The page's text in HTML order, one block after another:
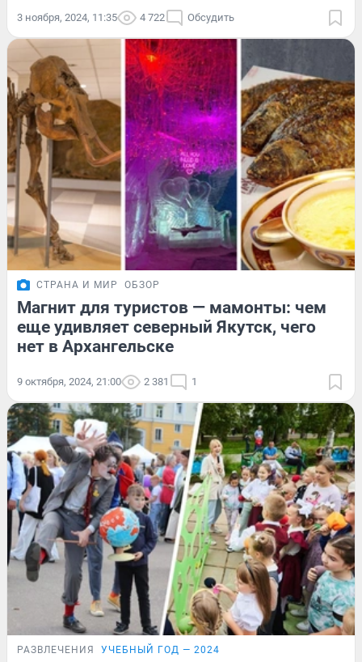
3 ноября, 2024, 11:35 4 722 Обсудить
СТРАНА И МИР ОБЗОР
Магнит для туристов — мамонты: чем
еще удивляет северный Якутск, чего
нет в Архангельске
9 октября, 2024, 21:00 2 381 1
РАЗВЛЕЧЕНИЯ УЧЕБНЫЙ ГОД — 2024